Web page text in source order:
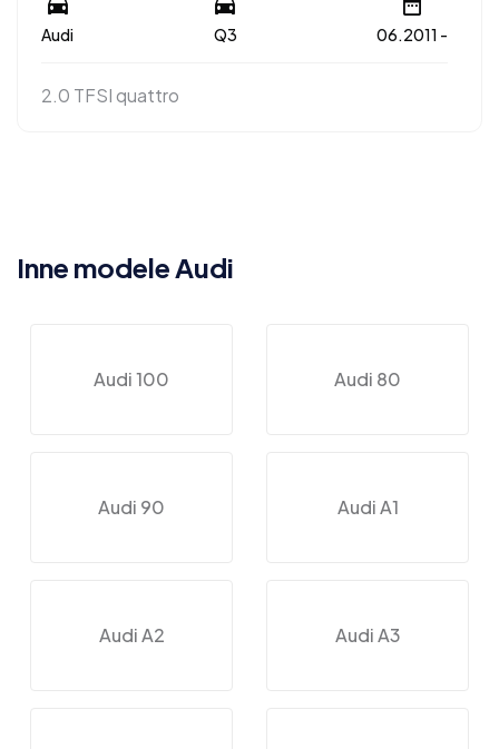
Audi Q3 06.2011 -
2.0 TFSI quattro
Inne modele Audi
Audi 100 Audi 80
Audi 90 Audi A1
Audi A2 Audi A3